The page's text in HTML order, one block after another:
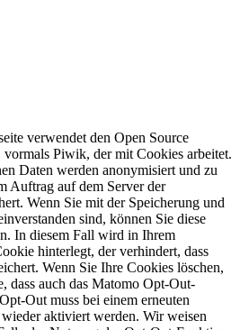
verwendet den Open Source
vormals Piwik, der mit Cookies arbeitet.
Daten werden anonymisiert und zu
Auftrag auf dem Server der
Wenn Sie mit der Speicherung und
sind, können Sie diese
In diesem Fall wird in Ihrem
hinterlegt, der verhindert, dass
Wenn Sie Ihre Cookies löschen,
dass auch das Matomo Opt-Out-
Out muss bei einem erneuten
aktiviert werden. Wir weisen